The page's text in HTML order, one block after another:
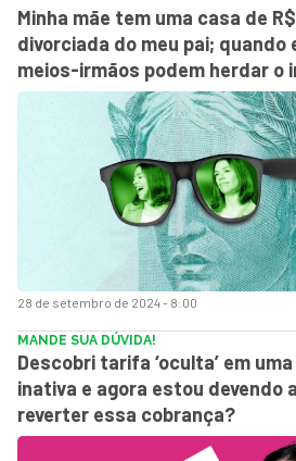
28 de setembro de 2024 - 8:00
Minha mãe tem uma casa de
divorciada do meu pai; quando
meios-irmãos podem herdar o
MANDE SUA DÚVIDA!
Descobri tarifa ‘oculta’ em
inativa e agora estou devendo
reverter essa cobrança?